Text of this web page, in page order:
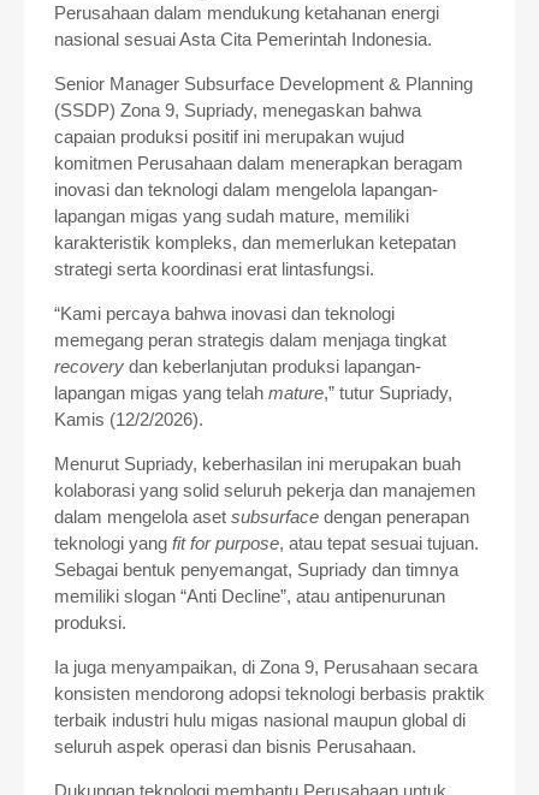
Perusahaan dalam mendukung ketahanan energi
nasional sesuai Asta Cita Pemerintah Indonesia.
Senior Manager Subsurface Development & Planning
(SSDP) Zona 9, Supriady, menegaskan bahwa
capaian produksi positif ini merupakan wujud
komitmen Perusahaan dalam menerapkan beragam
inovasi dan teknologi dalam mengelola lapangan-
lapangan migas yang sudah mature, memiliki
karakteristik kompleks, dan memerlukan ketepatan
strategi serta koordinasi erat lintasfungsi.
“Kami percaya bahwa inovasi dan teknologi
memegang peran strategis dalam menjaga tingkat
recovery dan keberlanjutan produksi lapangan-
lapangan migas yang telah mature,” tutur Supriady,
Kamis (12/2/2026).
Menurut Supriady, keberhasilan ini merupakan buah
kolaborasi yang solid seluruh pekerja dan manajemen
dalam mengelola aset subsurface dengan penerapan
teknologi yang fit for purpose, atau tepat sesuai tujuan.
Sebagai bentuk penyemangat, Supriady dan timnya
memiliki slogan “Anti Decline”, atau antipenurunan
produksi.
Ia juga menyampaikan, di Zona 9, Perusahaan secara
konsisten mendorong adopsi teknologi berbasis praktik
terbaik industri hulu migas nasional maupun global di
seluruh aspek operasi dan bisnis Perusahaan.
Dukungan teknologi membantu Perusahaan untuk